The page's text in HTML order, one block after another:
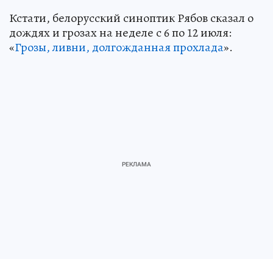
Кстати, белорусский синоптик Рябов сказал о
дождях и грозах на неделе с 6 по 12 июля:
«Грозы, ливни, долгожданная прохлада».